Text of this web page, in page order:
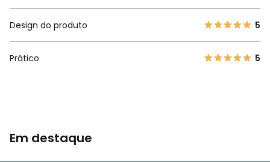
Design do produto 5
Prático 5
Em destaque